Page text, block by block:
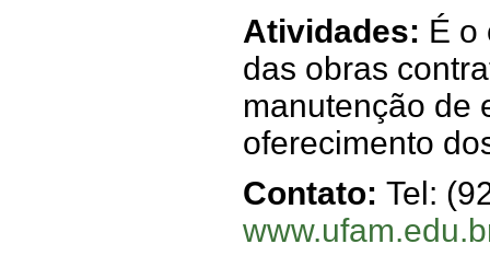
Atividades: É o
das obras
manutenção de
oferecimento
Contato: Tel: